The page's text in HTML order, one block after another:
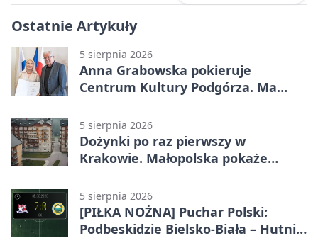
Ostatnie Artykuły
5 sierpnia 2026
Anna Grabowska pokieruje
Centrum Kultury Podgórza. Ma
5 sierpnia 2026
Dożynki po raz pierwszy w
Krakowie. Małopolska pokaże
5 sierpnia 2026
[PIŁKA NOŻNA] Puchar Polski:
Podbeskidzie Bielsko-Biała – Hutnik